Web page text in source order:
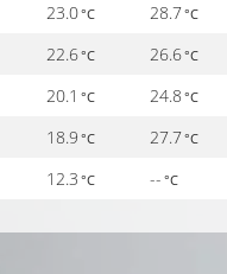
23.0°C 28.7°C
22.6°C 26.6°C
20.1°C 24.8°C
18.9°C 27.7°C
12.3°C --°C